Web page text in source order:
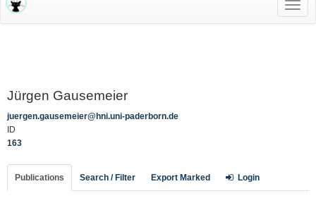
Jürgen Gausemeier
juergen.gausemeier@hni.uni-paderborn.de
ID
163
Publications Search / Filter Export Marked Login